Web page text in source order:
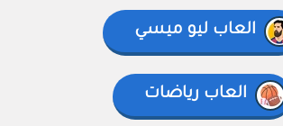
العاب ليو ميسي
العاب رياضات